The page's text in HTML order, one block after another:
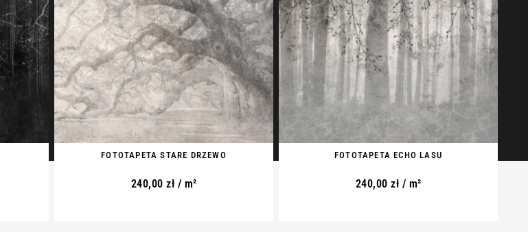
FOTOTAPETA STARE DRZEWO
240,00 zł / m²
FOTOTAPETA ECHO LASU
240,00 zł / m²